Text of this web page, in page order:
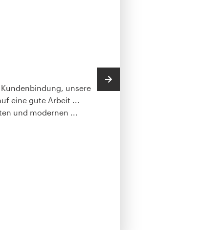
unsere
eine gute Arbeit ...
und modernen ...